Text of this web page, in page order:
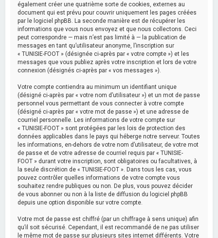
également créer une quatrième sorte de cookies, externes au
document qui est prévu pour couvrir uniquement les pages créées
par le logiciel phpBB. La seconde manière est de récupérer les
informations que vous nous envoyez et que nous collectons. Ceci
peut correspondre — mais n’est pas limité à — la publication de
messages en tant qu’utilisateur anonyme, l’inscription sur
« TUNISIE-FOOT » (désignée ci-après par « votre compte ») et les
messages que vous publiez après votre inscription et lors de votre
connexion (désignés ci-après par « vos messages »).
Votre compte contiendra au minimum un identifiant unique
(désigné ci-après par « votre nom d’utilisateur ») et un mot de passe
personnel vous permettant de vous connecter à votre compte
(désigné ci-après par « votre mot de passe ») et une adresse de
courriel personnelle. Les informations de votre compte sur
« TUNISIE-FOOT » sont protégées par les lois de protection des
données applicables dans le pays qui héberge notre serveur. Toutes
les informations, en-dehors de votre nom d’utilisateur, de votre mot
de passe et de votre adresse de courriel requis par « TUNISIE-
FOOT » durant votre inscription, sont obligatoires ou facultatives, à
la seule discrétion de « TUNISIE-FOOT ». Dans tous les cas, vous
pouvez contrôler quelles informations de votre compte vous
souhaitez rendre publiques ou non. De plus, vous pouvez décider
de vous abonner ou non à la liste de diffusion du logiciel phpBB
depuis une option disponible sur votre compte.
Votre mot de passe est chiffré (par un chiffrage à sens unique) afin
qu’il soit sécurisé. Cependant, il est recommandé de ne pas utiliser
le même mot de passe sur plusieurs sites internet différents. Votre